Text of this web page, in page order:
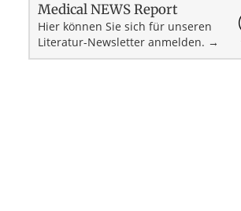
Medical NEWS Report
Hier können Sie sich für unseren
Literatur-Newsletter anmelden. →